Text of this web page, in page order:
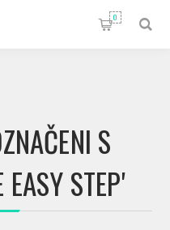
0
S
STEP'